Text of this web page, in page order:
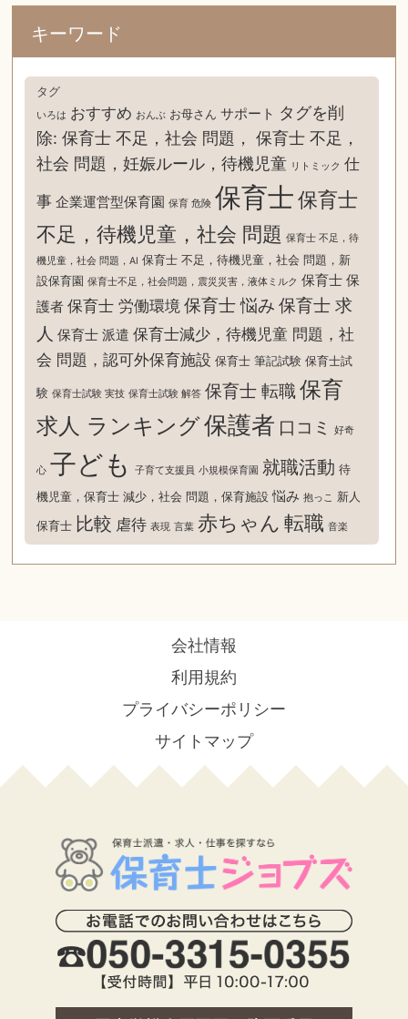
キーワード
タグ
いろは おすすめ おんぶ お母さん サポート タグを削
除: 保育士 不足，社会 問題， 保育士 不足，
社会 問題，妊娠ルール，待機児童 リトミック 仕
事 企業運営型保育園 保育 危険 保育士保育士
不足，待機児童，社会 問題 保育士 不足，待
機児童，社会 問題，AI 保育士 不足，待機児童，社会 問題，新
設保育園 保育士不足，社会問題，震災災害，液体ミルク 保育士 保
護者 保育士 労働環境 保育士 悩み 保育士 求
人 保育士 派遣 保育士減少，待機児童 問題，社
会 問題，認可外保育施設 保育士 筆記試験 保育士試
験 保育士試験 実技 保育士試験 解答 保育士 転職保育
求人 ランキング保護者 口コミ 好奇
心 子ども 子育て支援員 小規模保育園 就職活動 待
機児童，保育士 減少，社会 問題，保育施設 悩み 抱っこ 新人
保育士 比較 虐待 表現 言葉 赤ちゃん 転職 音楽
会社情報
利用規約
プライバシーポリシー
サイトマップ